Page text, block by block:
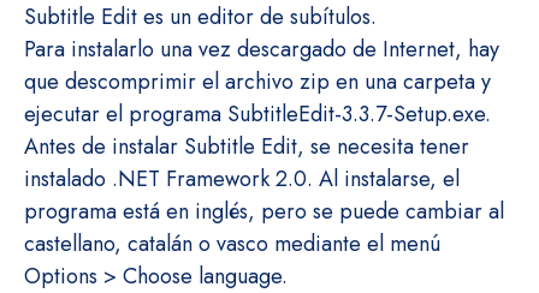
Subtitle Edit es un editor de subítulos.
Para instalarlo una vez descargado de Internet, hay
que descomprimir el archivo zip en una carpeta y
ejecutar el programa SubtitleEdit-3.3.7-Setup.exe.
Antes de instalar Subtitle Edit, se necesita tener
instalado .NET Framework 2.0. Al instalarse, el
programa está en inglés, pero se puede cambiar al
castellano, catalán o vasco mediante el menú
Options > Choose language.